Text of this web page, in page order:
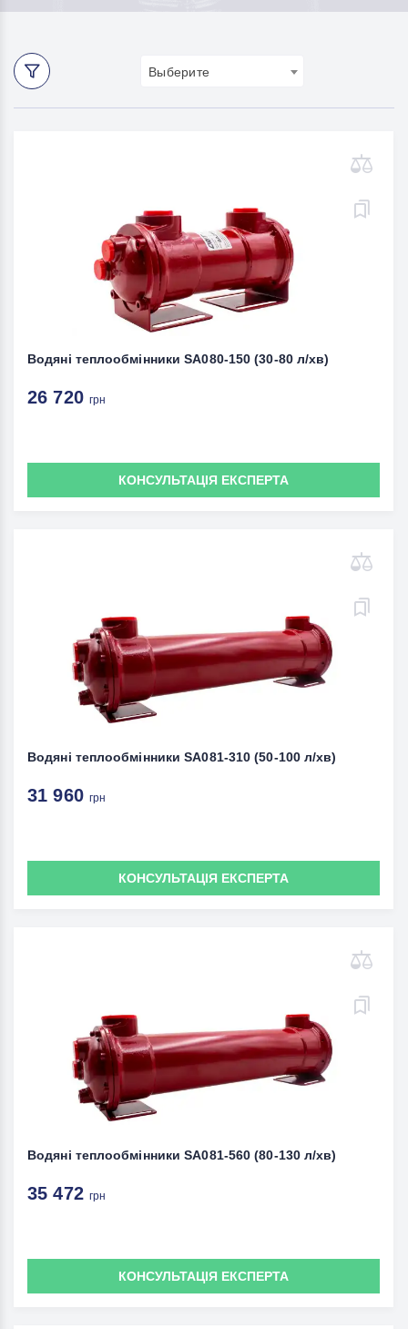
Выберите
Водяні теплообмінники SA080-150 (30-80 л/хв)
26 720грн
КОНСУЛЬТАЦІЯ ЕКСПЕРТА
Водяні теплообмінники SA081-310 (50-100 л/хв)
31 960грн
КОНСУЛЬТАЦІЯ ЕКСПЕРТА
Водяні теплообмінники SA081-560 (80-130 л/хв)
35 472грн
КОНСУЛЬТАЦІЯ ЕКСПЕРТА